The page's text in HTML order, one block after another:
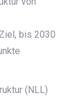
bis 2030
(NLL)